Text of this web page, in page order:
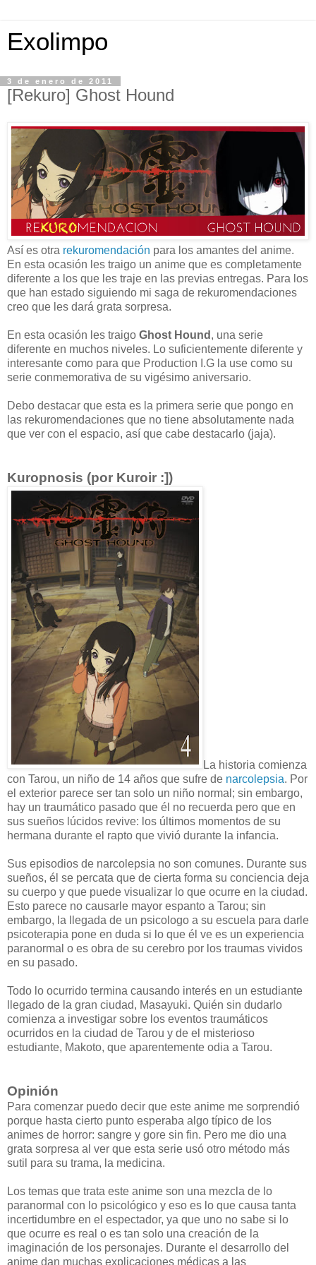
Exolimpo
3 de enero de 2011
[Rekuro] Ghost Hound
Así es otra rekuromendación para los amantes del anime.
En esta ocasión les traigo un anime que es completamente
diferente a los que les traje en las previas entregas. Para los
que han estado siguiendo mi saga de rekuromendaciones
creo que les dará grata sorpresa.
En esta ocasión les traigo Ghost Hound , una serie
diferente en muchos niveles. Lo suficientemente diferente y
interesante como para que Production I.G la use como su
serie conmemorativa de su vigésimo aniversario.
Debo destacar que esta es la primera serie que pongo en
las rekuromendaciones que no tiene absolutamente nada
que ver con el espacio, así que cabe destacarlo (jaja).
Kuropnosis (por Kuroir :])
La historia comienza
con Tarou, un niño de 14 años que sufre de narcolepsia. Por
el exterior parece ser tan solo un niño normal; sin embargo,
hay un traumático pasado que él no recuerda pero que en
sus sueños lúcidos revive: los últimos momentos de su
hermana durante el rapto que vivió durante la infancia.
Sus episodios de narcolepsia no son comunes. Durante sus
sueños, él se percata que de cierta forma su conciencia deja
su cuerpo y que puede visualizar lo que ocurre en la ciudad.
Esto parece no causarle mayor espanto a Tarou; sin
embargo, la llegada de un psicologo a su escuela para darle
psicoterapia pone en duda si lo que él ve es un experiencia
paranormal o es obra de su cerebro por los traumas vividos
en su pasado.
Todo lo ocurrido termina causando interés en un estudiante
llegado de la gran ciudad, Masayuki. Quién sin dudarlo
comienza a investigar sobre los eventos traumáticos
ocurridos en la ciudad de Tarou y de el misterioso
estudiante, Makoto, que aparentemente odia a Tarou.
Opinión
Para comenzar puedo decir que este anime me sorprendió
porque hasta cierto punto esperaba algo típico de los
animes de horror: sangre y gore sin fin. Pero me dio una
grata sorpresa al ver que esta serie usó otro método más
sutil para su trama, la medicina.
Los temas que trata este anime son una mezcla de lo
paranormal con lo psicológico y eso es lo que causa tanta
incertidumbre en el espectador, ya que uno no sabe si lo
que ocurre es real o es tan solo una creación de la
imaginación de los personajes. Durante el desarrollo del
anime dan muchas explicaciones médicas a las